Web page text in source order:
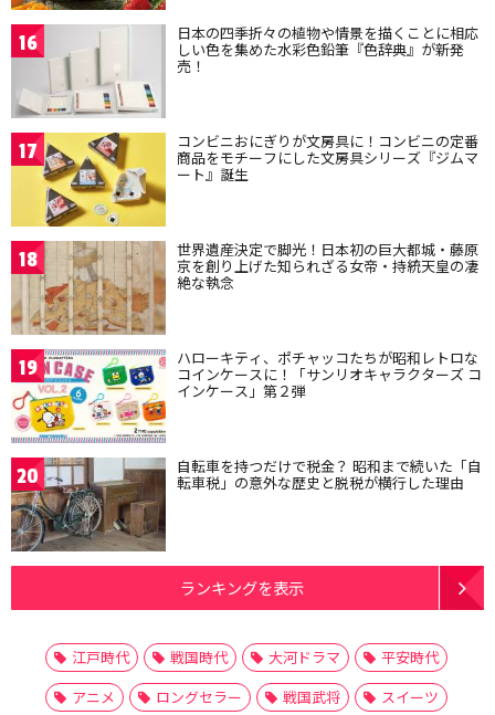
16 日本の四季折々の植物や情景を描くことに相応
しい色を集めた水彩色鉛筆『色辞典』が新発
売！
17 コンビニおにぎりが文房具に！コンビニの定番
商品をモチーフにした文房具シリーズ『ジムマ
ート』誕生
18 世界遺産決定で脚光！日本初の巨大都城・藤原
京を創り上げた知られざる女帝・持統天皇の凄
絶な執念
19 ハローキティ、ポチャッコたちが昭和レトロな
コインケースに！「サンリオキャラクターズ コ
インケース」第２弾
20 自転車を持つだけで税金？ 昭和まで続いた「自
転車税」の意外な歴史と脱税が横行した理由
ランキングを表示
江戸時代 戦国時代 大河ドラマ
平安時代
アニメ
ロングセラー 戦国武将
スイーツ